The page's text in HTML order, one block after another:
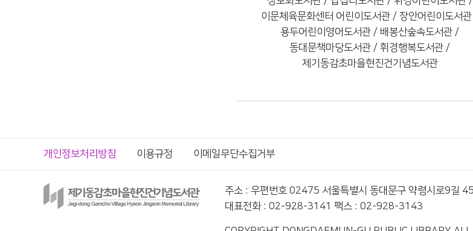
이문체육문화센터 어린이도서관 / 장안어린이도서
용두어린이영어도서관 / 배봉산숲속도서관 /
동대문책마당도서관 / 휘경행복도서관 /
제기동감초마을현진건기념도서관
개인정보처리방침 이용규정 이메일무단수집거부
주소 : 우편번호 02475 서울특별시 동대문구 약령시로9길
대표전화 : 02-928-3141 팩스 : 02-928-3143